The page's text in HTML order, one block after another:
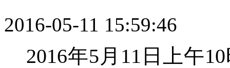
2016-05-11 15:59:46
2016年5月11日上午